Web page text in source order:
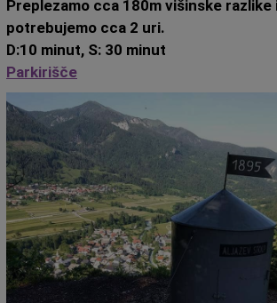
Preplezamo cca 180m višinske razlike
potrebujemo cca 2 uri.
D:10 minut, S: 30 minut
Parkirišče